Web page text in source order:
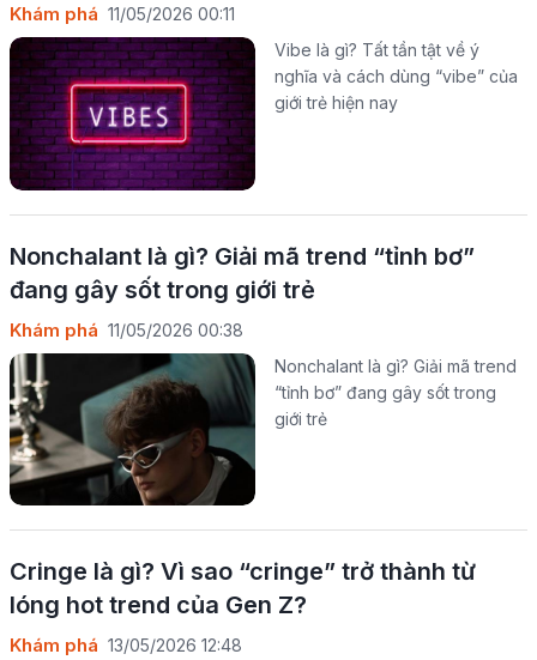
Khám phá 11/05/2026 00:11
Vibe là gì? Tất tần tật về ý
nghĩa và cách dùng “vibe” của
giới trẻ hiện nay
Nonchalant là gì? Giải mã trend “tỉnh bơ”
đang gây sốt trong giới trẻ
Khám phá 11/05/2026 00:38
Nonchalant là gì? Giải mã trend
“tỉnh bơ” đang gây sốt trong
giới trẻ
Cringe là gì? Vì sao “cringe” trở thành từ
lóng hot trend của Gen Z?
Khám phá 13/05/2026 12:48